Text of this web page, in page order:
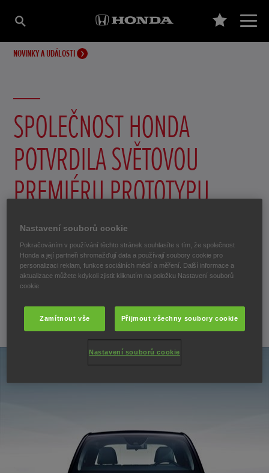
NOVINKY A UDÁLOSTI
SPOLEČNOST HONDA
POTVRDILA SVĚTOVOU
PREMIÉRU PROTOTYPU
NOVÉHO ELEKTROMOBILU
NA ŽENEVSKÉM
AUTOSALONU 2019
25. ledna 2019
Nastavení souborů cookie
Pokračováním v používání těchto stránek souhlasíte s tím, že společnost
Honda a její partneři shromažďují data a používají soubory cookie pro
personalizaci reklam, funkce sociálních médií a měření. Další informace a
aktualizace můžete kdykoli zjistit kliknutím na položku Nastavení souborů
cookie
Zamítnout vše Přijmout všechny soubory cookie
Nastavení souborů cookie